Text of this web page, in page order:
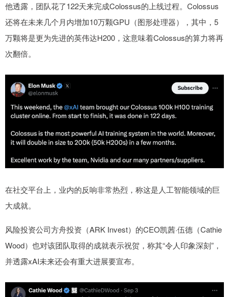
他透露，团队花了122天来完成Colossus的上线过程。Colossus
还将在未来几个月内增加10万颗GPU（图形处理器），其中，5
万颗将是更为先进的英伟达H200，这意味着Colossus的算力将再
次翻倍。
在社交平台上，业内的反响非常热烈，称这是人工智能领域的巨
大成就。
风险投资公司方舟投资（ARK Invest）的CEO凯茜·伍德（Cathie
Wood）也对该团队取得的成就表示祝贺，称其“令人印象深刻”，
并透露xAI未来还会有重大进展要宣布。